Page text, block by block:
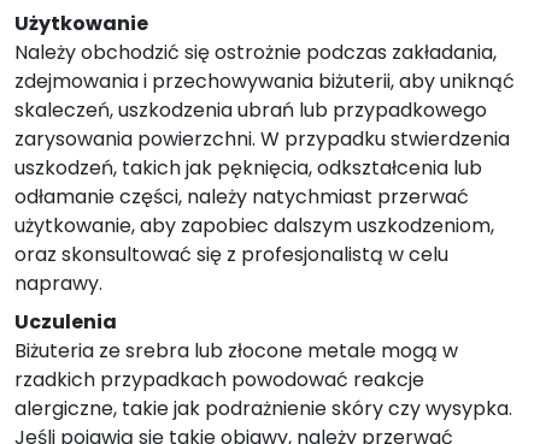
Użytkowanie
Należy obchodzić się ostrożnie podczas zakładania,
zdejmowania i przechowywania biżuterii, aby uniknąć
skaleczeń, uszkodzenia ubrań lub przypadkowego
zarysowania powierzchni. W przypadku stwierdzenia
uszkodzeń, takich jak pęknięcia, odkształcenia lub
odłamanie części, należy natychmiast przerwać
użytkowanie, aby zapobiec dalszym uszkodzeniom,
oraz skonsultować się z profesjonalistą w celu
naprawy.
Uczulenia
Biżuteria ze srebra lub złocone metale mogą w
rzadkich przypadkach powodować reakcje
alergiczne, takie jak podrażnienie skóry czy wysypka.
Jeśli pojawią się takie objawy, należy przerwać